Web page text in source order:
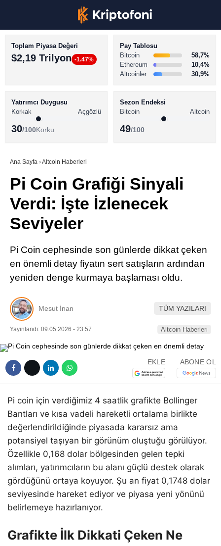
Youtube
TikTok
LinkedIn
BİTCOİN HABERLERİ
ALTCOİN HABERLERİ
SÖZLÜK
Toplam Piyasa Değeri
$2,19 Trilyon -1.47%
Pay Tablosu
Bitcoin
58,7%
Ethereum
10,4%
Altcoinler
30,9%
Yatırımcı Duygusu
Korkak
Açgözlü
30/100Korku
Sezon Endeksi
Bitcoin
Altcoin
49/100
Ana Sayfa ›Altcoin Haberleri
Pi Coin Grafiği Sinyali
Verdi: İşte İzlenecek
Seviyeler
Pi Coin cephesinde son günlerde dikkat çeken
en önemli detay fiyatın sert satışların ardından
yeniden denge kurmaya başlaması oldu.
Mesut İnan TÜM YAZILARI
Yayınlandı: 09.05.2026 - 23:57 Altcoin Haberleri
EKLE ABONE OL
Pi coin için verdiğimiz 4 saatlik grafikte Bollinger
Bantları ve kısa vadeli hareketli ortalama birlikte
değerlendirildiğinde piyasada kararsız ama
potansiyel taşıyan bir görünüm oluştuğu görülüyor.
Özellikle 0,168 dolar bölgesinden gelen tepki
alımları, yatırımcıların bu alanı güçlü destek olarak
gördüğünü ortaya koyuyor. Şu an fiyat 0,1748 dolar
seviyesinde hareket ediyor ve piyasa yeni yönünü
belirlemeye hazırlanıyor.
Grafikte İlk Dikkati Çeken Ne